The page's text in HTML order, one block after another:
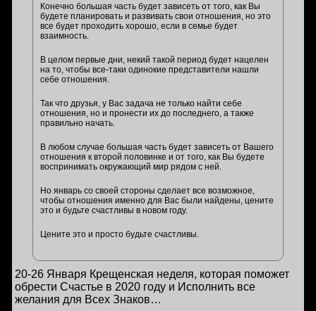
Конечно большая часть будет зависеть от того, как Вы
будете планировать и развивать свои отношения, но это
все будет проходить хорошо, если в семье будет
взаимность.
В целом первые дни, некий такой период будет нацелен
на то, чтобы все-таки одинокие представители нашли
себе отношения.
Так что друзья, у Вас задача не только найти себе
отношения, но и пронести их до последнего, а также
правильно начать.
В любом случае большая часть будет зависеть от Вашего
отношения к второй половинке и от того, как Вы будете
воспринимать окружающий мир рядом с ней.
Но январь со своей стороны сделает все возможное,
чтобы отношения именно для Вас были найдены, цените
это и будьте счастливы в новом году.
Цените это и просто будьте счастливы.
20-26 Января Крещенская неделя, которая поможет
обрести Счастье в 2020 году и Исполнить все
желания для Всех Знаков…